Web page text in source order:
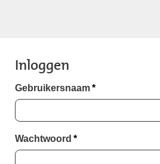
Inloggen
Gebruikersnaam*
Wachtwoord *